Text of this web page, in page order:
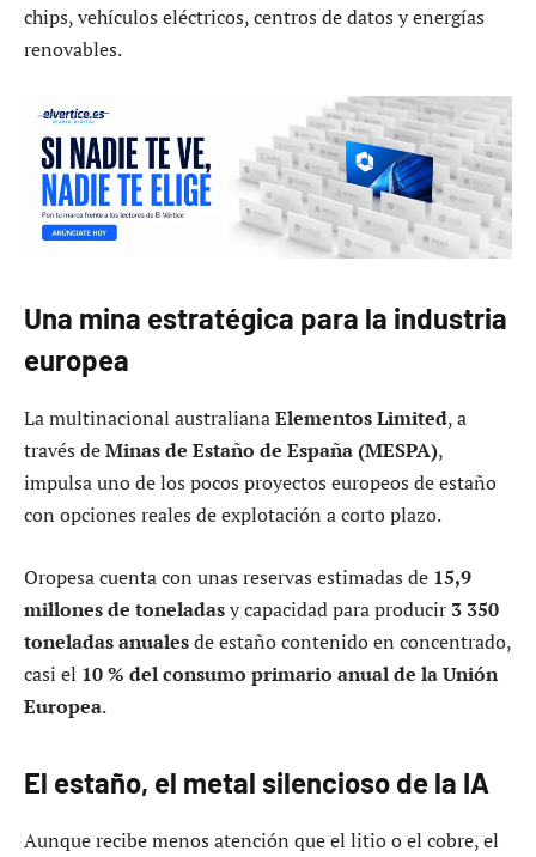
chips, vehículos eléctricos, centros de datos y energías
renovables.
Una mina estratégica para la industria
europea
La multinacional australianaElementos Limited, a
través deMinas de Estaño de España (MESPA),
impulsa uno de los pocos proyectos europeos de estaño
con opciones reales de explotación a corto plazo.
Oropesa cuenta con unas reservas estimadas de 15,9
millones de toneladasy capacidad para producir 3 350
toneladas anualesde estaño contenido en concentrado,
casi el 10 % del consumo primario anual de la Unión
Europea.
El estaño, el metal silencioso de la IA
Aunque recibe menos atención que el litio o el cobre, el